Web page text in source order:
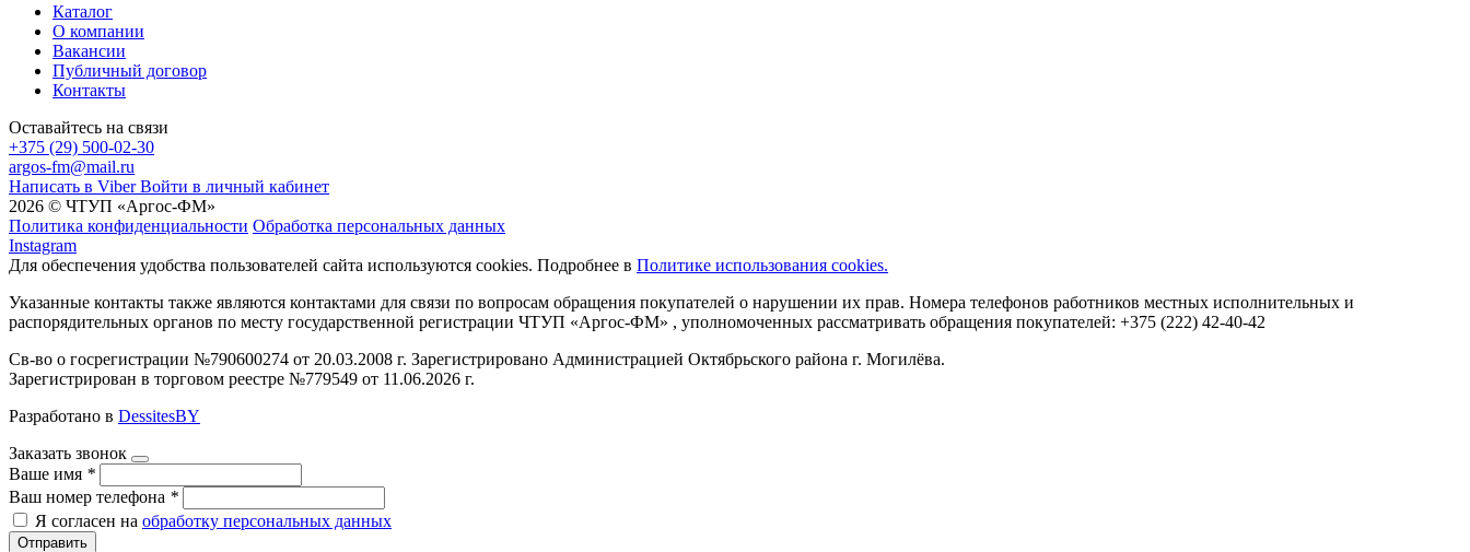
Каталог
О компании
Вакансии
Публичный договор
Контакты
Оставайтесь на связи
+375 (29) 500-02-30
argos-fm@mail.ru
Написать в Viber Войти в личный кабинет
2026 © ЧТУП «Аргос-ФМ»
Политика конфиденциальности Обработка персональных данных
Instagram
Для обеспечения удобства пользователей сайта используются cookies. Подробнее в Политике использования cookies.
Указанные контакты также являются контактами для связи по вопросам обращения покупателей о нарушении их прав. Номера телефонов работников местных исполнительных и
распорядительных органов по месту государственной регистрации ЧТУП «Аргос-ФМ» , уполномоченных рассматривать обращения покупателей: +375 (222) 42-40-42
Св-во о госрегистрации №790600274 от 20.03.2008 г. Зарегистрировано Администрацией Октябрьского района г. Могилёва.
Зарегистрирован в торговом реестре №779549 от 11.06.2026 г.
Разработано в DessitesBY
Заказать звонок
Ваше имя *
Ваш номер телефона *
Я согласен на обработку персональных данных
Отправить